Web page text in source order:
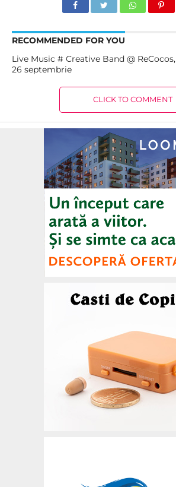
RECOMMENDED FOR YOU
Live Music # Creative Band @ ReCocos,
26 septembrie
CLICK TO COMMENT